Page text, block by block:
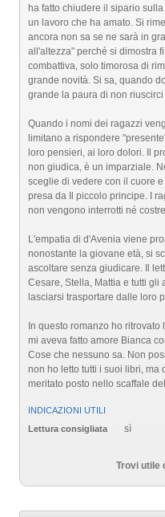
ha fatto chiudere il sipario
un lavoro che ha amato. Si
ancora non sa se ne sarà in
all'altezza" perché si dimostra
combattiva, solo timorosa di
grande novità. Si sa, quando
grande la paura di non riuscirci
Quando i nomi dei ragazzi
limitano a rispondere
loro pensieri, ai loro dolori. Il
non giudica, è un imparziale.
sceglie di vedere con il cuore
presa da Il piccolo principe. I
non vengono interrotti né
L'empatia di d'Avenia viene
nonostante la giovane età, si
ascoltare senza giudicare. Il
Cesare, Stella, Mattia e tutti gli
lasciarsi trasportare dalle loro
In questo romanzo ho
mi aveva fatto amore Bianca
Cose che nessuno sa. Non
non ho letto tutti i suoi libri, ma
meritato posto nello scaffale
INDICAZIONI UTILI
Lettura consigliata
sì
Trovi utile